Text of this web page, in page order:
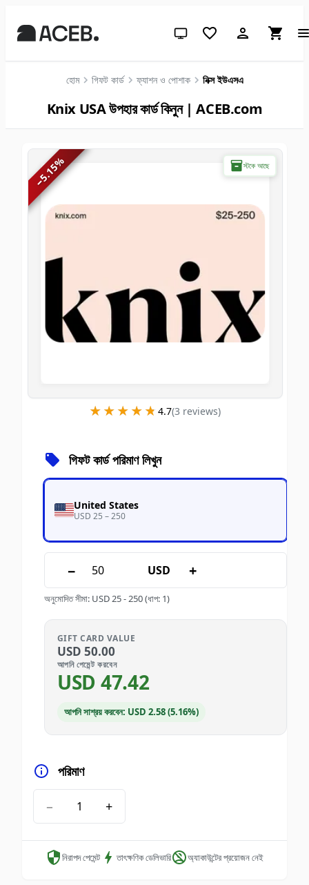
সিস্টেম থিম (লাইটের জন্য ক্লিক করুন)
হোম গিফট কার্ড ফ্যাশন ও পোশাক নিক্স ইউএসএ
Knix USA উপহার কার্ড কিনুন | ACEB.com
স্টকে আছে
−
5.15
%
★★★★★
★★★★★ 4.7(3 reviews)
গিফট কার্ড পরিমাণ লিখুন
United States
USD 25 – 250
− USD +
অনুমোদিত সীমা: USD25-250(ধাপ: 1)
GIFT CARD VALUE
USD 50.00
আপনি পেমেন্ট করবেন
USD 47.42
আপনি সাশ্রয় করবেন: USD 2.58 (5.16%)
পরিমাণ
− +
নিরাপদ পেমেন্ট তাৎক্ষণিক ডেলিভারি অ্যাকাউন্টের প্রয়োজন নেই